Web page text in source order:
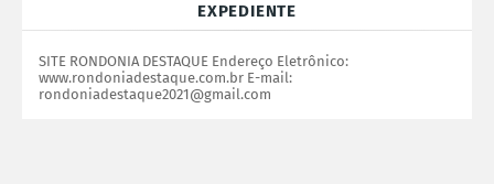
EXPEDIENTE
SITE RONDONIA DESTAQUE Endereço Eletrônico:
www.rondoniadestaque.com.br E-mail:
rondoniadestaque2021@gmail.com